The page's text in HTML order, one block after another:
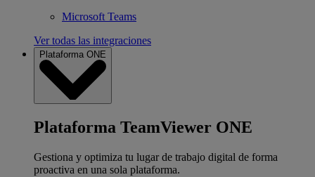
Microsoft Teams
Ver todas las integraciones
Plataforma ONE
Plataforma TeamViewer ONE
Gestiona y optimiza tu lugar de trabajo digital de forma
proactiva en una sola plataforma.